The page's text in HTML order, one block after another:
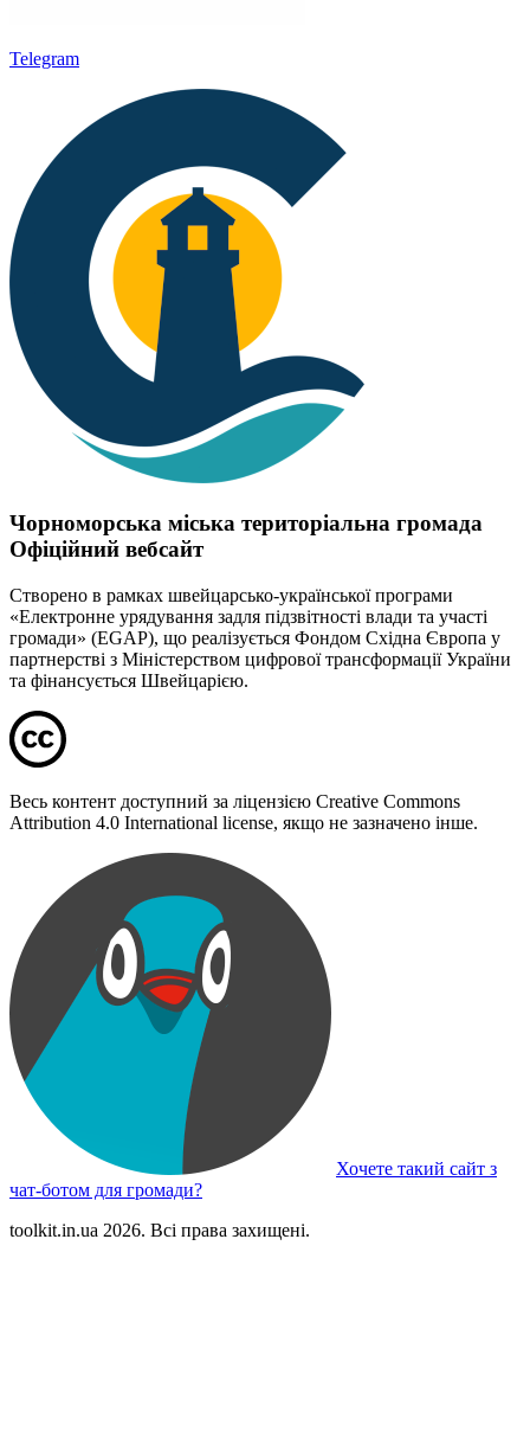
Telegram
Чорноморська міська територіальна громада
Офіційний вебсайт
Створено в рамках швейцарсько-української програми
«Електронне урядування задля підзвітності влади та участі
громади» (EGAP), що реалізується Фондом Східна Європа у
партнерстві з Міністерством цифрової трансформації України
та фінансується Швейцарією.
Весь контент доступний за ліцензією Creative Commons
Attribution 4.0 International license, якщо не зазначено інше.
Хочете такий сайт з
чат-ботом для громади?
toolkit.in.ua 2026. Всі права захищені.